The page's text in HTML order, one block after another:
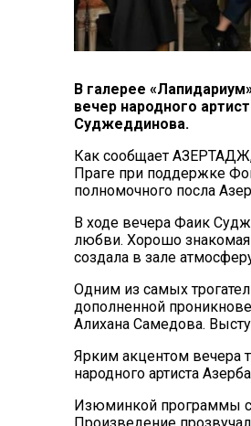
В галерее
вечер народного
Суджеддинова.
Как сообщает
Праге при поддержке
полномочного посла
В ходе вечера Фаик
любви. Хорошо знакомая
создала в зале
Одним из самых
дополненной
Алихана Самедова.
Ярким акцентом вечера
народного артиста
Изюминкой программы